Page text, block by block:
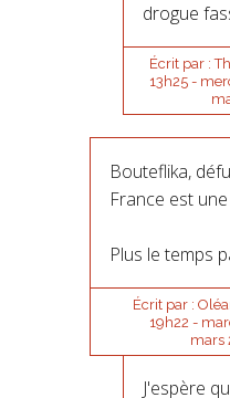
drogue
Écrit par :
13h25-
Bouteflika,
France est
Plus le temps
Écrit par :
19h22 -
mars
J'espère